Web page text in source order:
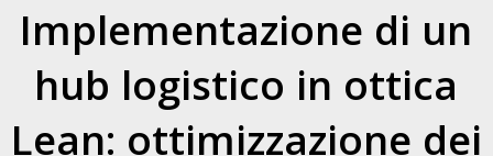
Implementazione di un
hub logistico in ottica
Lean: ottimizzazione dei